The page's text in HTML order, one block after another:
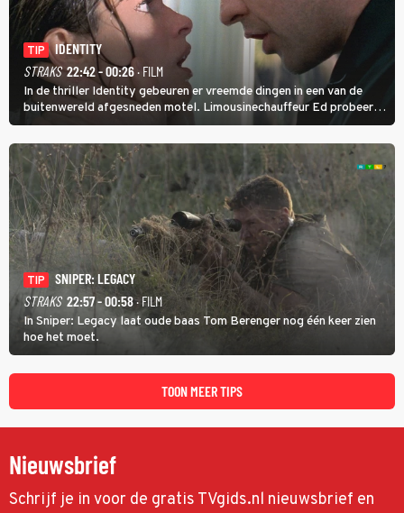
TIP
IDENTITY
STRAKS 22:42 - 00:26· FILM
In de thriller Identity gebeuren er vreemde dingen in een van de
buitenwereld afgesneden motel. Limousinechauffeur Ed probeert
uit te zoeken wie of wat daar achter zit.
TIP
SNIPER: LEGACY
STRAKS 22:57 - 00:58· FILM
In Sniper: Legacy laat oude baas Tom Berenger nog één keer zien
hoe het moet.
TOON MEER TIPS
Nieuwsbrief
Schrijf je in voor de gratis TVgids.nl nieuwsbrief en